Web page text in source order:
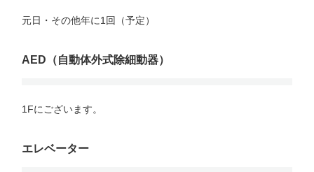
元日・その他年に1回（予定）
AED（自動体外式除細動器）
1Fにございます。
エレベーター